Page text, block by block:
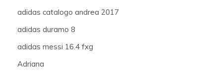
adidas catalogo andrea 2017
adidas duramo 8
adidas messi 16.4 fxg
Adriana